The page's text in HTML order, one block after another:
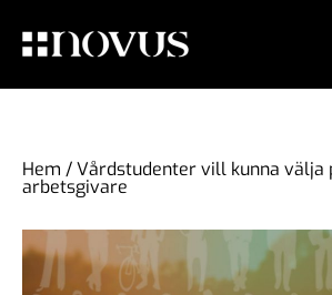
Hem /Vårdstudenter vill kunna välja
arbetsgivare